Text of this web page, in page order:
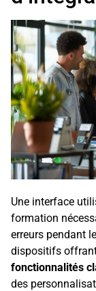
Une interface
formation
erreurs pendant
dispositifs
fonctionnalités
des